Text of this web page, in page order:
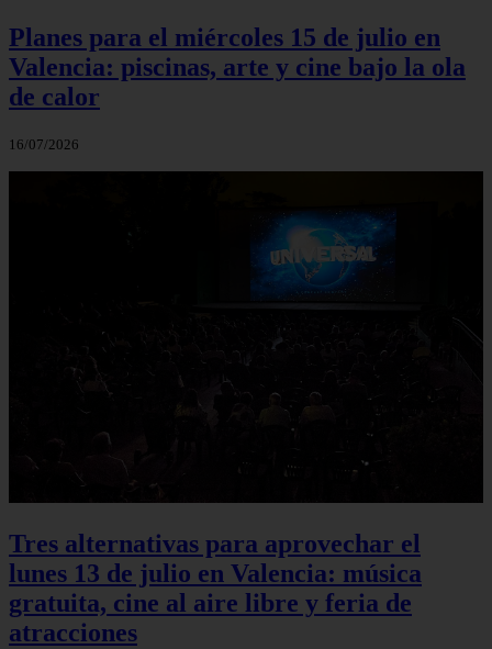
Planes para el miércoles 15 de julio en
Valencia: piscinas, arte y cine bajo la ola
de calor
16/07/2026
Tres alternativas para aprovechar el
lunes 13 de julio en Valencia: música
gratuita, cine al aire libre y feria de
atracciones